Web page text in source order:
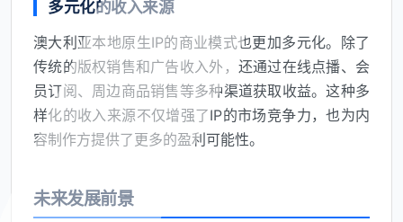
多元化的收入来源
澳大利亚本地原生IP的商业模式也更加多元化。除了
传统的版权销售和广告收入外，还通过在线点播、会
员订阅、周边商品销售等多种渠道获取收益。这种多
样化的收入来源不仅增强了IP的市场竞争力，也为内
容制作方提供了更多的盈利可能性。
未来发展前景